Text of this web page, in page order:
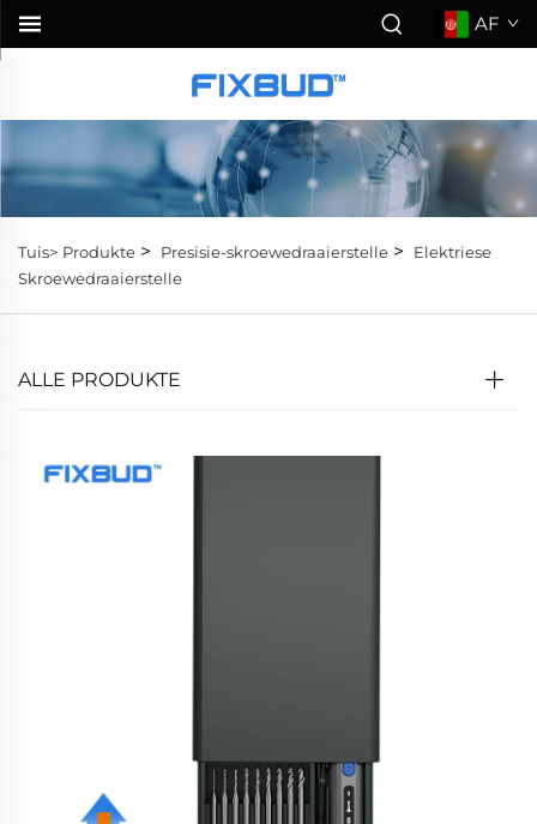
AF
Tuis> Produkte > Presisie-skroewedraaierstelle >
Elektriese
Skroewedraaierstelle
ALLE PRODUKTE